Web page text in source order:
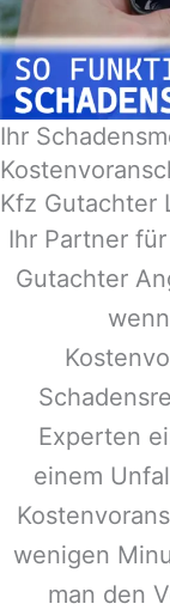
Ihr
Kfz Gutachter
Ihr Partner
Gutachter
Experten
einem
wenigen
man den